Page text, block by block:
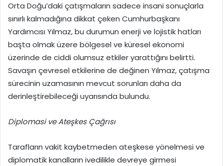
Orta Doğu’daki çatışmaların sadece insani sonuçlarla
sınırlı kalmadığına dikkat çeken Cumhurbaşkanı
Yardımcısı Yılmaz, bu durumun enerji ve lojistik hatları
başta olmak üzere bölgesel ve küresel ekonomi
üzerinde de ciddi olumsuz etkiler yarattığını belirtti.
Savaşın çevresel etkilerine de değinen Yılmaz, çatışma
sürecinin uzamasının mevcut sorunları daha da
derinleştirebileceği uyarısında bulundu.
Diplomasi ve Ateşkes Çağrısı
Tarafların vakit kaybetmeden ateşkese yönelmesi ve
diplomatik kanalların ivedilikle devreye girmesi